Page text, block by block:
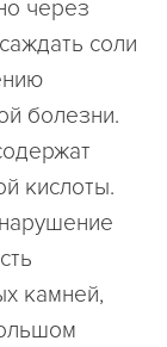
через
соли
болезни.
кислоты.
камней,